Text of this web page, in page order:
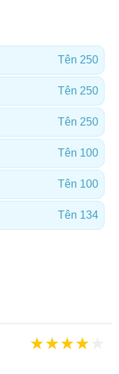
Tên 250
Tên 250
Tên 250
Tên 100
Tên 100
Tên 134
★★★★